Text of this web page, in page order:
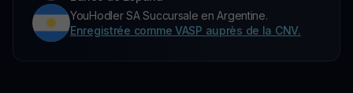
YouHodler SA Succursale en Argentine.
Enregistrée comme VASP auprès de la CNV.